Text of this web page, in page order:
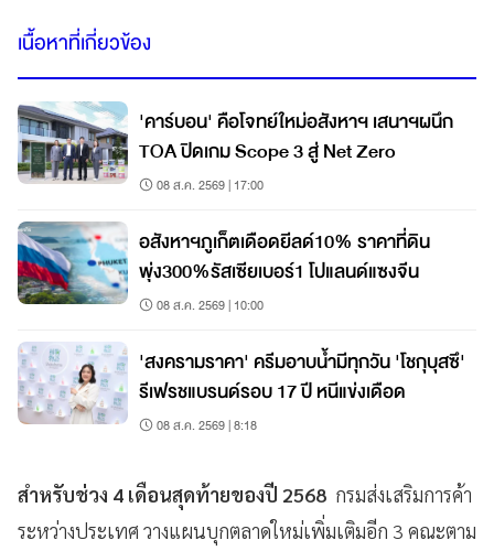
เนื้อหาที่เกี่ยวข้อง
'คาร์บอน' คือโจทย์ใหม่อสังหาฯ เสนาฯผนึก
TOA ปิดเกม Scope 3 สู่ Net Zero
08 ส.ค. 2569 | 17:00
อสังหาฯภูเก็ตเดือดยีลด์10% ราคาที่ดิน
พุ่ง300%รัสเซียเบอร์1 โปแลนด์แซงจีน
08 ส.ค. 2569 | 10:00
'สงครามราคา' ครีมอาบน้ำมีทุกวัน 'โชกุบุสซึ'
รีเฟรชแบรนด์รอบ 17 ปี หนีแข่งเดือด
08 ส.ค. 2569 | 8:18
สำหรับช่วง 4 เดือนสุดท้ายของปี 2568 กรมส่งเสริมการค้า
ระหว่างประเทศ วางแผนบุกตลาดใหม่เพิ่มเติมอีก 3 คณะตาม